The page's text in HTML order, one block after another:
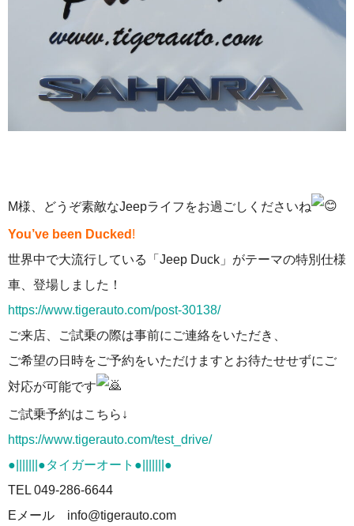
M様、どうぞ素敵なJeepライフをお過ごしくださいね
You’ve been Ducked !
世界中で大流行している「Jeep Duck」がテーマの特別仕様
車、登場しました！
https://www.tigerauto.com/post-30138/
ご来店、ご試乗の際は事前にご連絡をいただき、
ご希望の日時をご予約をいただけますとお待たせせずにご
対応が可能です
ご試乗予約はこちら↓
https://www.tigerauto.com/test_drive/
●|||||||●タイガーオート●|||||||●
TEL 049-286-6644
Eメール info@tigerauto.com